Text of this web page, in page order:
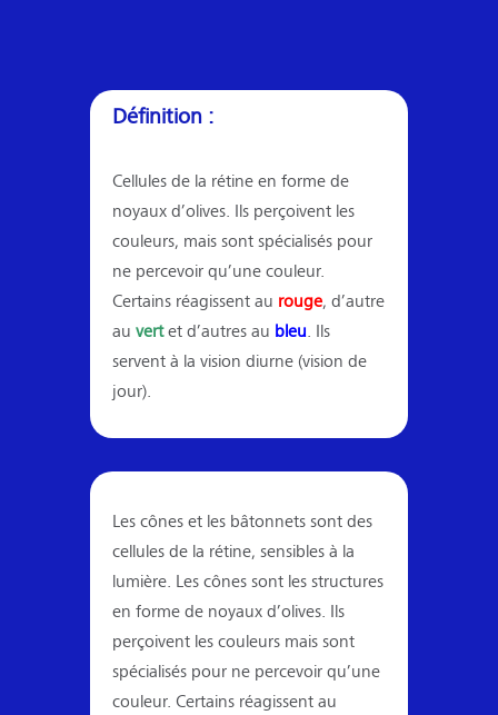
Définition :
Cellules de la rétine en forme de
noyaux d’olives. Ils perçoivent les
couleurs, mais sont spécialisés pour
ne percevoir qu’une couleur.
Certains réagissent au rouge, d’autre
au vertet d’autres au bleu . Ils
servent à la vision diurne (vision de
jour).
Les cônes et les bâtonnets sont des
cellules de la rétine, sensibles à la
lumière. Les cônes sont les structures
en forme de noyaux d’olives. Ils
perçoivent les couleurs mais sont
spécialisés pour ne percevoir qu’une
couleur. Certains réagissent au